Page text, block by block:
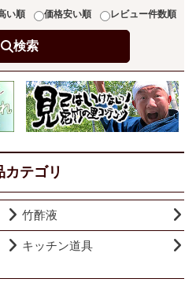
い順 価格安い順 レビュー件数順
検索
カテゴリ
竹酢液
キッチン道具